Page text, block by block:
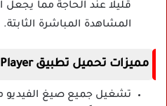
قليلا عند الحاجة مما
المشاهدة المباشرة الثابتة.
مميزات تحميل تطبيق Buz TV Video Player مهكر